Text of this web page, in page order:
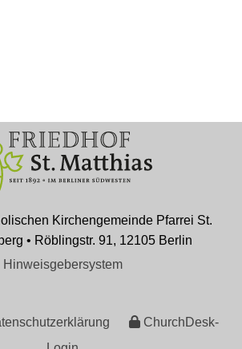
Kirchengemeinde Pfarrei St.
• Röblingstr. 91, 12105 Berlin
Hinweisgebersystem
ChurchDesk-